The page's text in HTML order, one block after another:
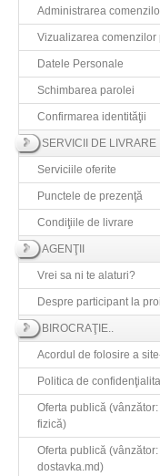
Administrarea
Vizualizarea comenzilor
Datele Personale
Schimbarea parolei
Confirmarea identităţii
SERVICII DE LIVRARE
Serviciile oferite
Punctele de prezenţă
Condiţiile de livrare
AGENŢII
Vrei sa ni te alaturi?
Despre participant la
BIROCRAŢIE..
Acordul de folosire a
Politica de
Oferta publică
fizică)
Oferta publică (vânzător:
dostavka.md)